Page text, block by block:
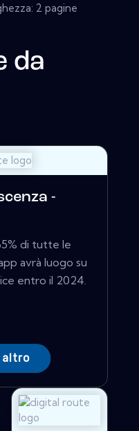
2 pagine
da
-
di tutte le
avrà luogo su
entro il 2024.
altro